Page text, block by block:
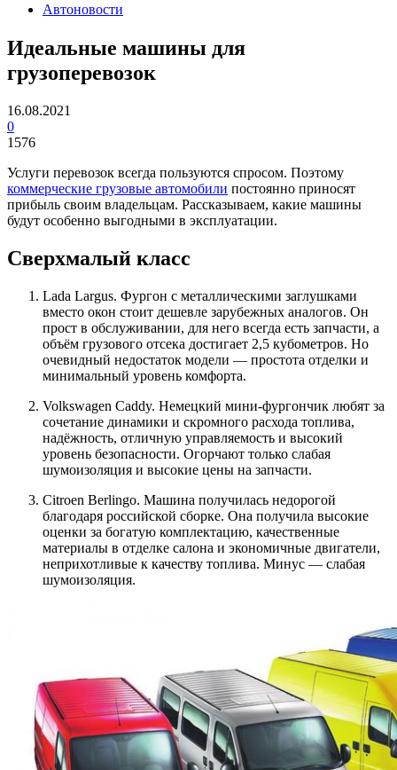
Автоновости
Идеальные машины для
грузоперевозок
16.08.2021
0
1576
Услуги перевозок всегда пользуются спросом. Поэтому
коммерческие грузовые автомобили постоянно приносят
прибыль своим владельцам. Рассказываем, какие машины
будут особенно выгодными в эксплуатации.
Сверхмалый класс
Lada Largus. Фургон с металлическими заглушками
вместо окон стоит дешевле зарубежных аналогов. Он
прост в обслуживании, для него всегда есть запчасти, а
объём грузового отсека достигает 2,5 кубометров. Но
очевидный недостаток модели — простота отделки и
минимальный уровень комфорта.
Volkswagen Caddy. Немецкий мини-фургончик любят за
сочетание динамики и скромного расхода топлива,
надёжность, отличную управляемость и высокий
уровень безопасности. Огорчают только слабая
шумоизоляция и высокие цены на запчасти.
Citroen Berlingo. Машина получилась недорогой
благодаря российской сборке. Она получила высокие
оценки за богатую комплектацию, качественные
материалы в отделке салона и экономичные двигатели,
неприхотливые к качеству топлива. Минус — слабая
шумоизоляция.